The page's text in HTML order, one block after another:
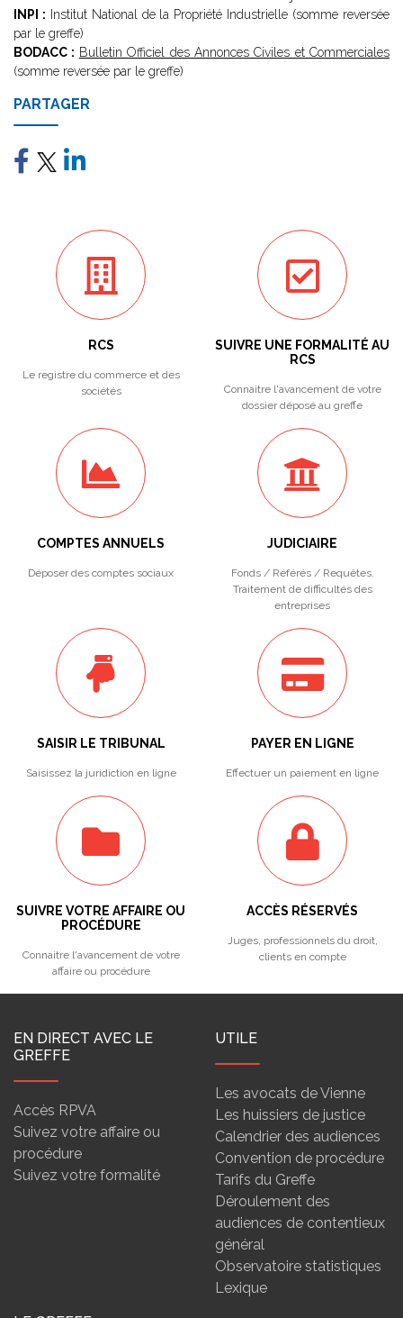
INPI : Institut National de la Propriété Industrielle (somme reversée
par le greffe)
BODACC : Bulletin Officiel des Annonces Civiles et Commerciales
(somme reversée par le greffe)
PARTAGER
RCS
Le registre du commerce et des
sociétés
SUIVRE UNE FORMALITÉ AU
RCS
Connaitre l'avancement de votre
dossier déposé au greffe
COMPTES ANNUELS
Déposer des comptes sociaux
JUDICIAIRE
Fonds / Référés / Requêtes.
Traitement de difficultés des
entreprises
SAISIR LE TRIBUNAL
Saisissez la juridiction en ligne
PAYER EN LIGNE
Effectuer un paiement en ligne
SUIVRE VOTRE AFFAIRE OU
PROCÉDURE
Connaitre l'avancement de votre
affaire ou procédure
ACCÈS RÉSERVÉS
Juges, professionnels du droit,
clients en compte
EN DIRECT AVEC LE
GREFFE
Accès RPVA
Suivez votre affaire ou
procédure
Suivez votre formalité
UTILE
Les avocats de Vienne
Les huissiers de justice
Calendrier des audiences
Convention de procédure
Tarifs du Greffe
Déroulement des
audiences de contentieux
général
Observatoire statistiques
Lexique